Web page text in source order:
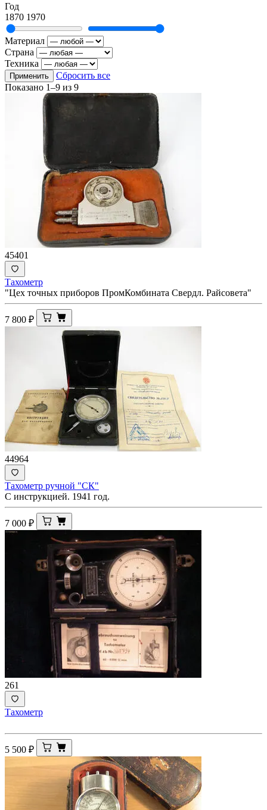
Год
1870 1970
Материал
Страна
Техника
Применить
Сбросить все
Показано 1–9 из 9
45401
Тахометр
"Цех точных приборов ПромКомбината Свердл. Райсовета"
7 800 ₽
44964
Тахометр ручной "СК"
С инструкцией. 1941 год.
7 000 ₽
261
Тахометр
5 500 ₽